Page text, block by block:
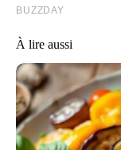
À lire aussi